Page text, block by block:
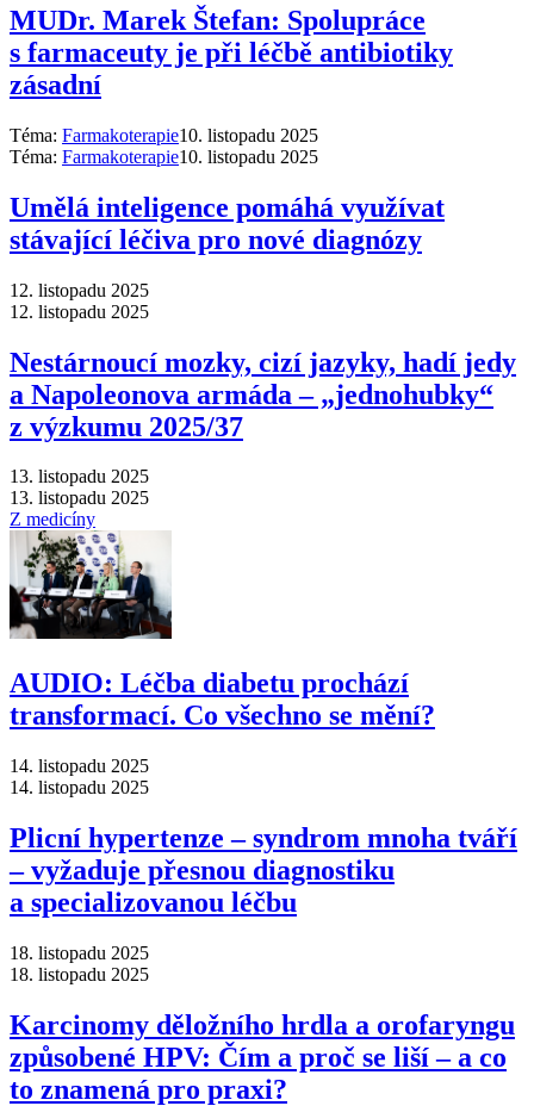
MUDr. Marek Štefan: Spolupráce
s farmaceuty je při léčbě antibiotiky
zásadní
Téma: Farmakoterapie10. listopadu 2025
Téma: Farmakoterapie10. listopadu 2025
Umělá inteligence pomáhá využívat
stávající léčiva pro nové diagnózy
12. listopadu 2025
12. listopadu 2025
Nestárnoucí mozky, cizí jazyky, hadí jedy
a Napoleonova armáda –⁠ „jednohubky“
z výzkumu 2025/37
13. listopadu 2025
13. listopadu 2025
Z medicíny
AUDIO: Léčba diabetu prochází
transformací. Co všechno se mění?
14. listopadu 2025
14. listopadu 2025
Plicní hypertenze –⁠ syndrom mnoha tváří
–⁠ vyžaduje přesnou diagnostiku
a specializovanou léčbu
18. listopadu 2025
18. listopadu 2025
Karcinomy děložního hrdla a orofaryngu
způsobené HPV: Čím a proč se liší –⁠ a co
to znamená pro praxi?